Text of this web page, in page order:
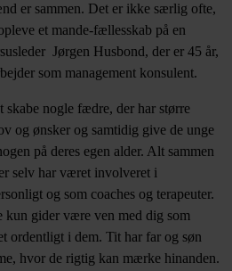
er sammen. Det er ikke særlig ofte,
et mande-fællesskab på en
Jørgen Husbond, der er 45 år,
som management konsulent.
nogle fædre, der har større
og ønsker og samtidig give de unge
på deres egen alder. Alt sammen
selv har været involveret i
og som coaches og terapeuter.
kun gider være ven med dig som
ordentligt i dem. Tit har far og søn
hvor de rigtig kan mærke hinanden.